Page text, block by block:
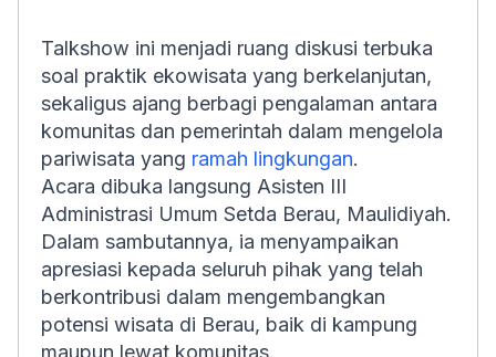
Talkshow ini menjadi ruang diskusi terbuka
soal praktik ekowisata yang berkelanjutan,
sekaligus ajang berbagi pengalaman antara
komunitas dan pemerintah dalam mengelola
pariwisata yang ramah lingkungan.
Acara dibuka langsung Asisten III
Administrasi Umum Setda Berau, Maulidiyah.
Dalam sambutannya, ia menyampaikan
apresiasi kepada seluruh pihak yang telah
berkontribusi dalam mengembangkan
potensi wisata di Berau, baik di kampung
maupun lewat komunitas.